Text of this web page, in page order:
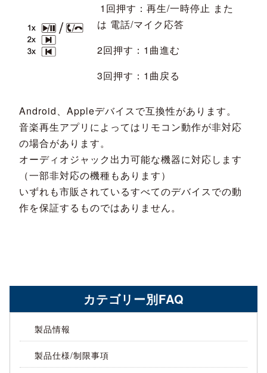
1回押す：再生/一時停止 また
は 電話/マイク応答
2回押す：1曲進む
3回押す：1曲戻る
Android、Appleデバイスで互換性があります。
音楽再生アプリによってはリモコン動作が非対応
の場合があります。
オーディオジャック出力可能な機器に対応します
（一部非対応の機種もあります）
いずれも市販されているすべてのデバイスでの動
作を保証するものではありません。
カテゴリー別FAQ
製品情報
製品仕様/制限事項